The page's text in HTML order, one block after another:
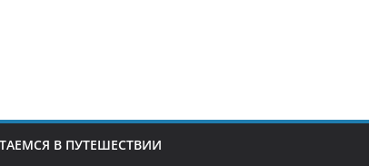
В ПУТЕШЕСТВИИ